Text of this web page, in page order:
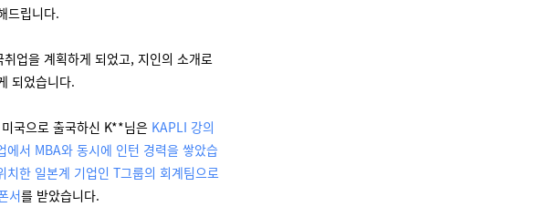
드립니다.
업을 계획하게 되었고, 지인의 소개로
되었습니다.
국으로 출국하신 K**님은 KAPLI 강의
서 MBA와 동시에 인턴 경력을 쌓았습
한 일본계 기업인 T그룹의 회계팀으로
서를 받았습니다.